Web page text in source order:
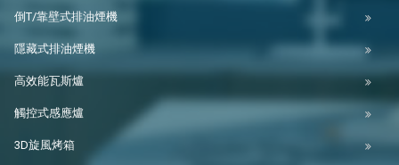
倒T/靠壁式排油煙機
隱藏式排油煙機
高效能瓦斯爐
觸控式感應爐
3D旋風烤箱